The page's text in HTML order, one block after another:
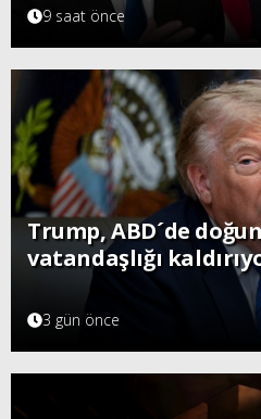
9 saat önce
Trump, ABD´de
vatandaşlığı
3 gün önce